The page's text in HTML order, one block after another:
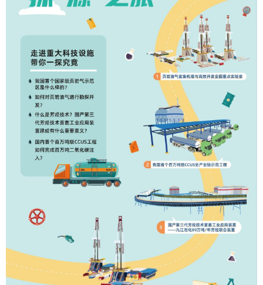
亚太网 上市公司
文化产业
地方频道
北京 河北 山西
辽宁 上海 江苏
浙江 安徽 福建
河南 湖南
海南 重庆
四川 贵州 云南 西藏
陕西 甘肃 青海 宁夏
内蒙古 黑龙江